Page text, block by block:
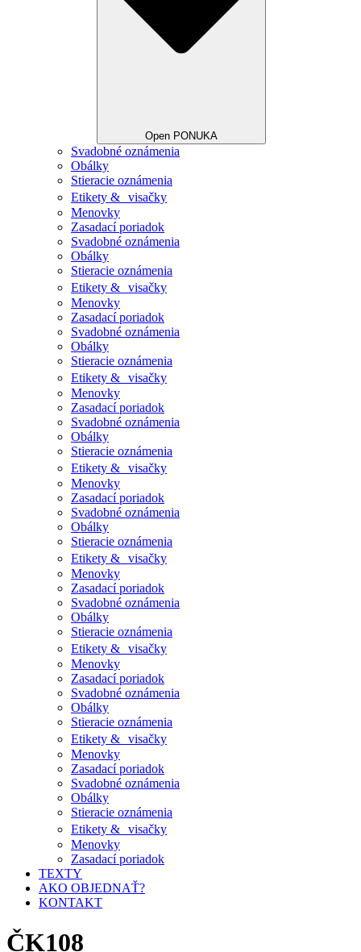
Open PONUKA
Svadobné oznámenia
Obálky
Stieracie oznámenia
Etikety & visačky
Menovky
Zasadací poriadok
Svadobné oznámenia
Obálky
Stieracie oznámenia
Etikety & visačky
Menovky
Zasadací poriadok
Svadobné oznámenia
Obálky
Stieracie oznámenia
Etikety & visačky
Menovky
Zasadací poriadok
Svadobné oznámenia
Obálky
Stieracie oznámenia
Etikety & visačky
Menovky
Zasadací poriadok
Svadobné oznámenia
Obálky
Stieracie oznámenia
Etikety & visačky
Menovky
Zasadací poriadok
Svadobné oznámenia
Obálky
Stieracie oznámenia
Etikety & visačky
Menovky
Zasadací poriadok
Svadobné oznámenia
Obálky
Stieracie oznámenia
Etikety & visačky
Menovky
Zasadací poriadok
Svadobné oznámenia
Obálky
Stieracie oznámenia
Etikety & visačky
Menovky
Zasadací poriadok
TEXTY
AKO OBJEDNAŤ?
KONTAKT
ČK108